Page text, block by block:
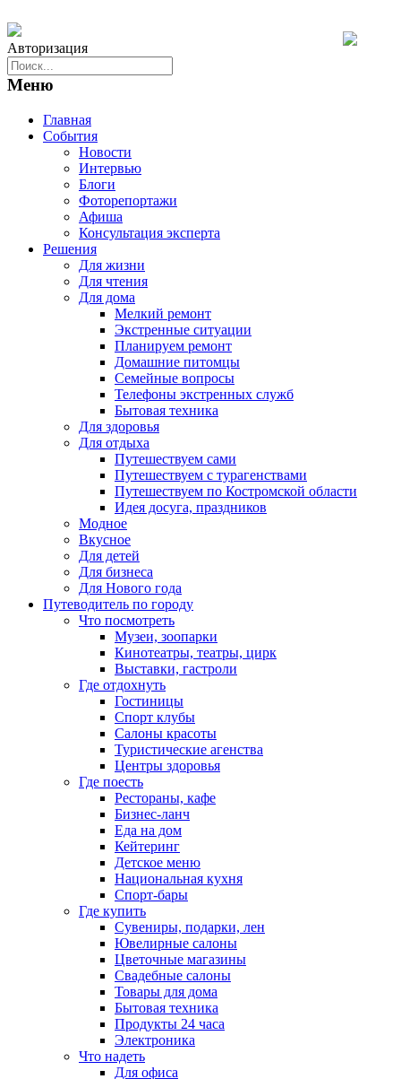
Авторизация
Меню
Главная
События
Новости
Интервью
Блоги
Фоторепортажи
Афиша
Консультация эксперта
Решения
Для жизни
Для чтения
Для дома
Мелкий ремонт
Экстренные ситуации
Планируем ремонт
Домашние питомцы
Семейные вопросы
Телефоны экстренных служб
Бытовая техника
Для здоровья
Для отдыха
Путешествуем сами
Путешествуем с турагенствами
Путешествуем по Костромской области
Идея досуга, праздников
Модное
Вкусное
Для детей
Для бизнеса
Для Нового года
Путеводитель по городу
Что посмотреть
Музеи, зоопарки
Кинотеатры, театры, цирк
Выставки, гастроли
Где отдохнуть
Гостиницы
Спорт клубы
Салоны красоты
Туристические агенства
Центры здоровья
Где поесть
Рестораны, кафе
Бизнес-ланч
Еда на дом
Кейтеринг
Детское меню
Национальная кухня
Спорт-бары
Где купить
Сувениры, подарки, лен
Ювелирные салоны
Цветочные магазины
Свадебные салоны
Товары для дома
Бытовая техника
Продукты 24 часа
Электроника
Что надеть
Для офиса